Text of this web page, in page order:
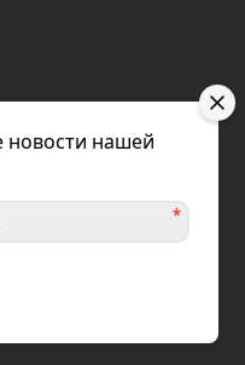
новости нашей
*